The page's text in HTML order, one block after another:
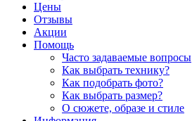
Цены
Отзывы
Акции
Помощь
Часто задаваемые вопросы
Как выбрать технику?
Как подобрать фото?
Как выбрать размер?
О сюжете, образе и стиле